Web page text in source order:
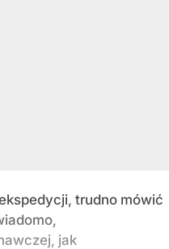
trudno mówić
jak